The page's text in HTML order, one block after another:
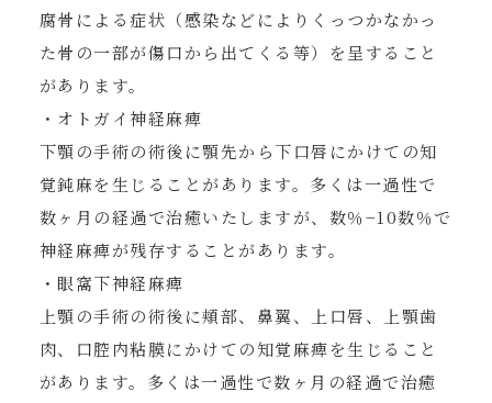
腐骨による症状（感染などによりくっつかなかっ
た骨の一部が傷口から出てくる等）を呈すること
があります。
・オトガイ神経麻痺
下顎の手術の術後に顎先から下口唇にかけての知
覚鈍麻を生じることがあります。多くは一過性で
数ヶ月の経過で治癒いたしますが、数％−10数％で
神経麻痺が残存することがあります。
・眼窩下神経麻痺
上顎の手術の術後に頬部、鼻翼、上口唇、上顎歯
肉、口腔内粘膜にかけての知覚麻痺を生じること
があります。多くは一過性で数ヶ月の経過で治癒